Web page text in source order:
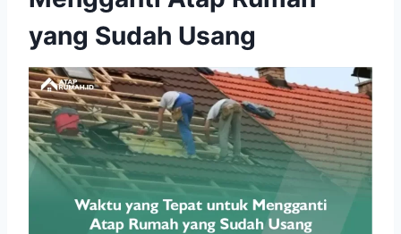
yang Sudah Usang